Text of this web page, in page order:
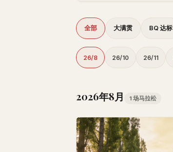
全部 大满贯 BQ 达标
26/8 26/10 26/11
2026年8月 1 场马拉松